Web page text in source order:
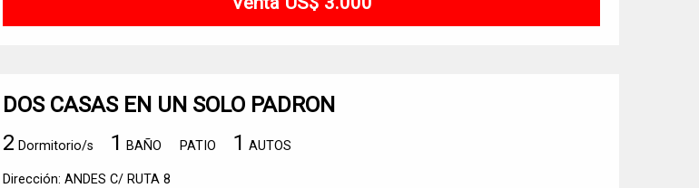
DOS CASAS EN UN SOLO PADRON
2 Dormitorio/s 1 BAÑO PATIO 1 AUTOS
Dirección: ANDES C/ RUTA 8